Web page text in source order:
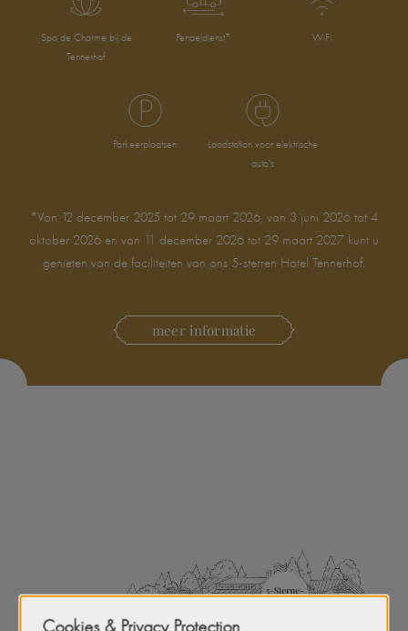
Spa de Charme bij de
Tennerhof
Pendeldienst* WiFi
Parkeerplaatsen
Laadstation voor elektrische
auto's
*Van 12 december 2025 tot 29 maart 2026, van 3 juni 2026 tot 4
oktober 2026 en van 11 december 2026 tot 29 maart 2027 kunt u
genieten van de faciliteiten van ons 5-sterren Hotel Tennerhof.
meer informatie